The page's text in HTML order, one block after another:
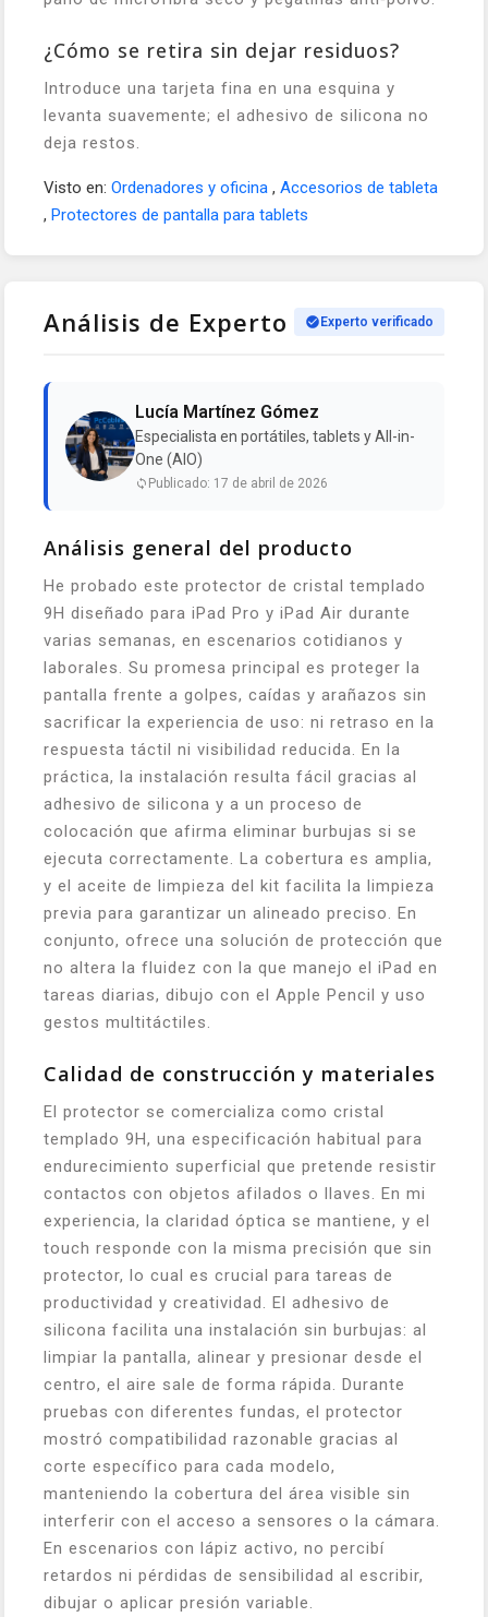
¿Cómo se retira sin dejar residuos?
Introduce una tarjeta fina en una esquina y
levanta suavemente; el adhesivo de silicona no
deja restos.
Visto en: Ordenadores y oficina , Accesorios de tableta
, Protectores de pantalla para tablets
Análisis de Experto Experto verificado
Lucía Martínez Gómez
Especialista en portátiles, tablets y All-in-
One (AIO)
Publicado: 17 de abril de 2026
Análisis general del producto
He probado este protector de cristal templado
9H diseñado para iPad Pro y iPad Air durante
varias semanas, en escenarios cotidianos y
laborales. Su promesa principal es proteger la
pantalla frente a golpes, caídas y arañazos sin
sacrificar la experiencia de uso: ni retraso en la
respuesta táctil ni visibilidad reducida. En la
práctica, la instalación resulta fácil gracias al
adhesivo de silicona y a un proceso de
colocación que afirma eliminar burbujas si se
ejecuta correctamente. La cobertura es amplia,
y el aceite de limpieza del kit facilita la limpieza
previa para garantizar un alineado preciso. En
conjunto, ofrece una solución de protección que
no altera la fluidez con la que manejo el iPad en
tareas diarias, dibujo con el Apple Pencil y uso
gestos multitáctiles.
Calidad de construcción y materiales
El protector se comercializa como cristal
templado 9H, una especificación habitual para
endurecimiento superficial que pretende resistir
contactos con objetos afilados o llaves. En mi
experiencia, la claridad óptica se mantiene, y el
touch responde con la misma precisión que sin
protector, lo cual es crucial para tareas de
productividad y creatividad. El adhesivo de
silicona facilita una instalación sin burbujas: al
limpiar la pantalla, alinear y presionar desde el
centro, el aire sale de forma rápida. Durante
pruebas con diferentes fundas, el protector
mostró compatibilidad razonable gracias al
corte específico para cada modelo,
manteniendo la cobertura del área visible sin
interferir con el acceso a sensores o la cámara.
En escenarios con lápiz activo, no percibí
retardos ni pérdidas de sensibilidad al escribir,
dibujar o aplicar presión variable.